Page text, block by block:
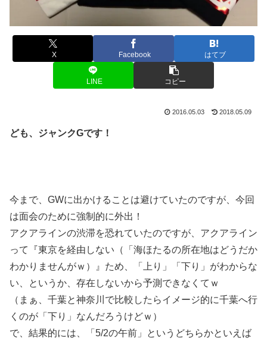
X Facebook はてブ
LINE コピー
2016.05.03 2018.05.09
ども、ジャンクGです！
今まで、GWに出かけることは避けていたのですが、今回
は面会のために強制的に外出！
アクアラインの渋滞を恐れていたのですが、アクアライン
って『東京を経由しない（「海ほたるの所在地はどうだか
わかりませんがｗ）』ため、「上り」「下り」がわからな
い、というか、存在しないから予測できなくてｗ
（まぁ、千葉と神奈川で比較したらイメージ的に千葉へ行
くのが「下り」なんだろうけどｗ）
で、結果的には、「5/2の午前」というどちらかといえば